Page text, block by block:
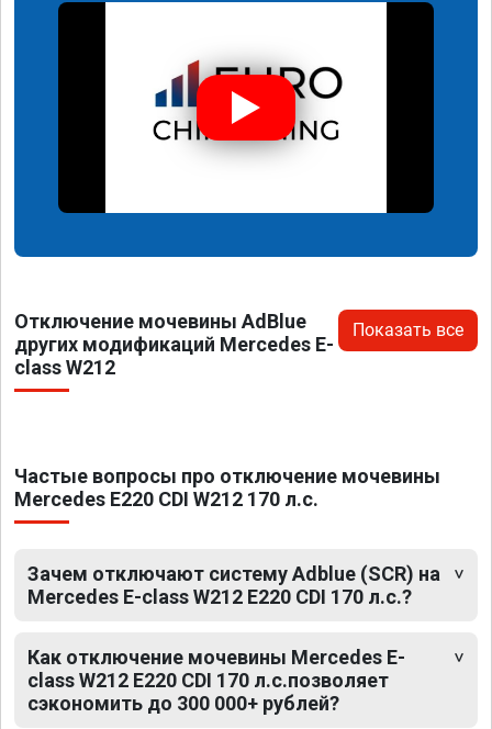
Отключение мочевины AdBlue
других модификаций Mercedes E-
class W212
Показать все
Частые вопросы про отключение мочевины
Mercedes E220 CDI W212 170 л.с.
Зачем отключают систему Adblue (SCR) на
Mercedes E-class W212 E220 CDI 170 л.с.?
Как отключение мочевины Mercedes E-
class W212 E220 CDI 170 л.с.позволяет
сэкономить до 300 000+ рублей?